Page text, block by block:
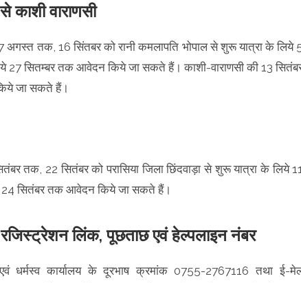
काशी वाराणसी
अगस्त तक, 16 सिंतबर को रानी कमलापति भोपाल से शुरू यात्रा के लिये
सितम्बर तक आवेदन किये जा सकते हैं। काशी-वाराणसी की 13
जा सकते हैं।
तक, 22 सितंबर को परासिया जिला छिंदवाड़ा से शुरू यात्रा के लिये
24 सितंबर तक आवेदन किये जा सकते हैं।
रजिस्ट्रेशन लिंक, पूछताछ एवं हेल्पलाइन नंबर
धर्मस्व कार्यालय के दूरभाष क्रमांक 0755-2767116 तथा ई-